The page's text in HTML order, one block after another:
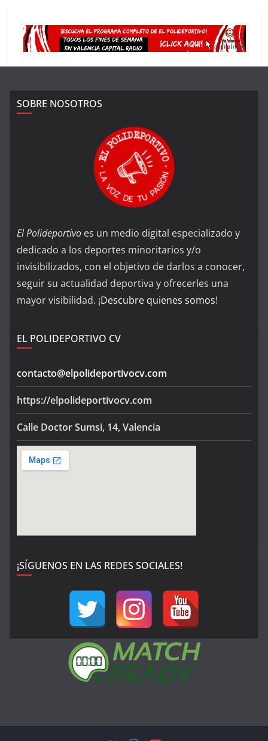
SOBRE NOSOTROS
El Polideportivo es un medio digital especializado y
dedicado a los deportes minoritarios y/o
invisibilizados, con el objetivo de darlos a conocer,
seguir su actualidad deportiva y ofrecerles una
mayor visibilidad. ¡Descubre quienes somos!
EL POLIDEPORTIVO CV
contacto@elpolideportivocv.com
https://elpolideportivocv.com
Calle Doctor Sumsi, 14, Valencia
¡SÍGUENOS EN LAS REDES SOCIALES!